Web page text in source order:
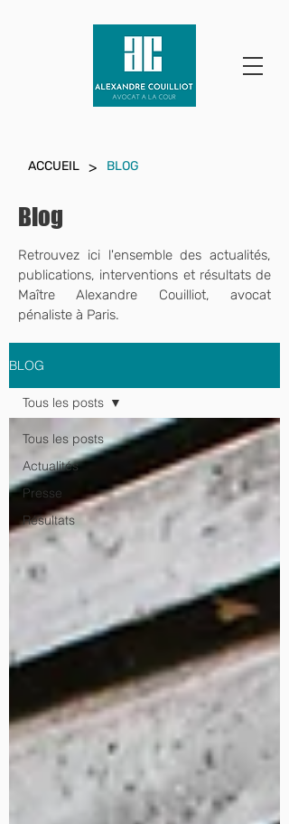
ACCUEIL > BLOG
Blog
Retrouvez ici l'ensemble des actualités,
publications, interventions et résultats de
Maître Alexandre Couilliot, avocat
pénaliste à Paris.
BLOG
Tous les posts
Actualités
Presse
Résultats
Tous les posts